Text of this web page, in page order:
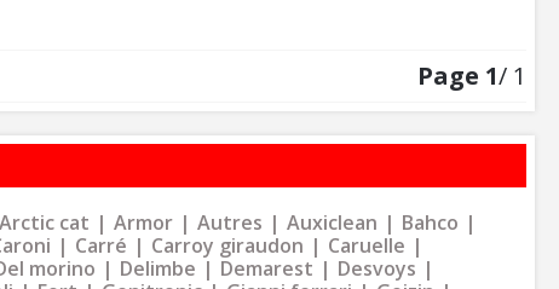
Page 1/ 1
Arctic cat Armor Autres Auxiclean
Bahco
Carré Carroy giraudon
Caruelle
morino Delimbe Demarest
Desvoys